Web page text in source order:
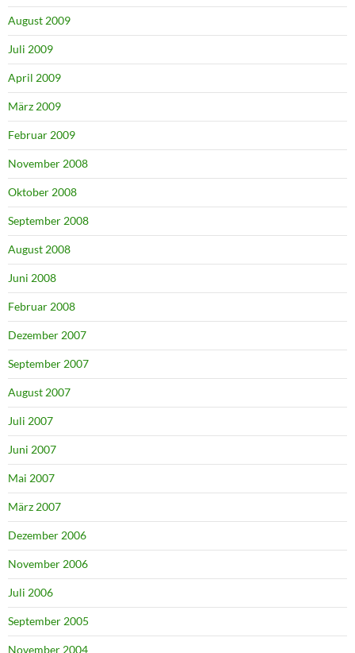
August 2009
Juli 2009
April 2009
März 2009
Februar 2009
November 2008
Oktober 2008
September 2008
August 2008
Juni 2008
Februar 2008
Dezember 2007
September 2007
August 2007
Juli 2007
Juni 2007
Mai 2007
März 2007
Dezember 2006
November 2006
Juli 2006
September 2005
November 2004